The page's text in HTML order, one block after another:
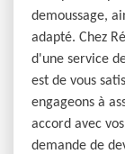
demoussage,
adapté. Chez
d'une service
est de vous
engageons à
accord avec
demande de